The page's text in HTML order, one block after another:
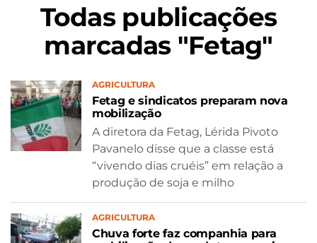
Todas publicações
marcadas "Fetag"
AGRICULTURA
Fetag e sindicatos preparam nova
mobilização
A diretora da Fetag, Lérida Pivoto
Pavanelo disse que a classe está
“vivendo dias cruéis” em relação a
produção de soja e milho
AGRICULTURA
Chuva forte faz companhia para